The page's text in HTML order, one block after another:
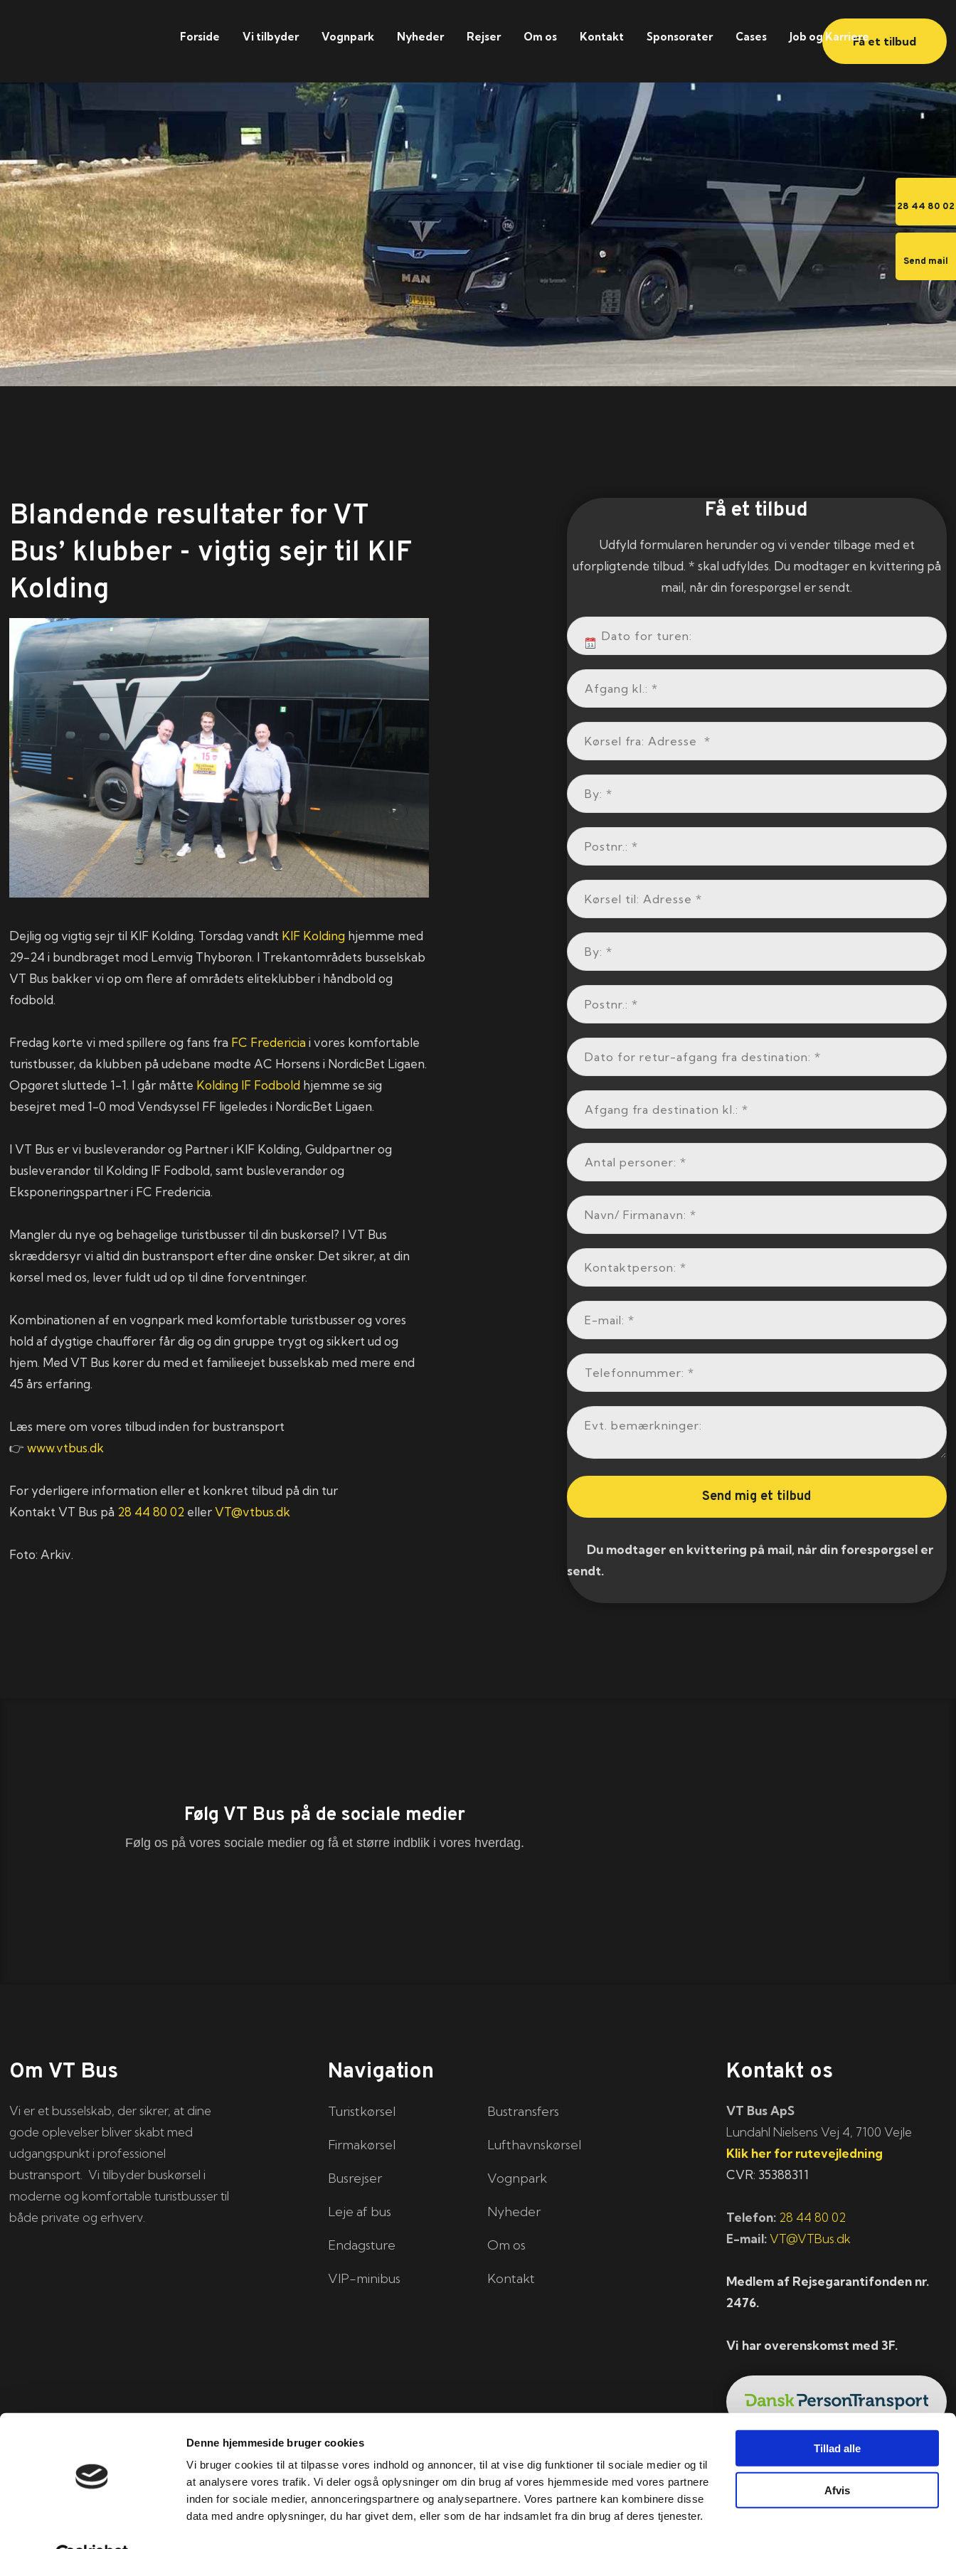
Denne hjemmeside bruger cookies
Vi bruger cookies til at tilpasse vores indhold og annoncer, til at vise dig funktioner til sociale medier og til
at analysere vores trafik. Vi deler også oplysninger om din brug af vores hjemmeside med vores partnere
inden for sociale medier, annonceringspartnere og analysepartnere. Vores partnere kan kombinere disse
data med andre oplysninger, du har givet dem, eller som de har indsamlet fra din brug af deres tjenester.
Tillad alle
Afvis
28 44 80 02
Send mail
Forside Vi tilbyder Vognpark Nyheder Rejser Om os Kontakt Sponsorater Cases Job og KarriereFå et tilbud
Blandende resultater for VT
Bus’ klubber - vigtig sejr til KIF
Kolding
Dejlig og vigtig sejr til KIF Kolding. Torsdag vandt KIF Kolding hjemme med
29-24 i bundbraget mod Lemvig Thyborøn. I Trekantområdets busselskab
VT Bus bakker vi op om flere af områdets eliteklubber i håndbold og
fodbold.
Fredag kørte vi med spillere og fans fra FC Fredericia i vores komfortable
turistbusser, da klubben på udebane mødte AC Horsens i NordicBet Ligaen.
Opgøret sluttede 1-1. I går måtte Kolding IF Fodbold hjemme se sig
besejret med 1-0 mod Vendsyssel FF ligeledes i NordicBet Ligaen.
I VT Bus er vi busleverandør og Partner i KIF Kolding, Guldpartner og
busleverandør til Kolding IF Fodbold, samt busleverandør og
Eksponeringspartner i FC Fredericia.
Mangler du nye og behagelige turistbusser til din buskørsel? I VT Bus
skræddersyr vi altid din bustransport efter dine ønsker. Det sikrer, at din
kørsel med os, lever fuldt ud op til dine forventninger.
Kombinationen af en vognpark med komfortable turistbusser og vores
hold af dygtige chauffører får dig og din gruppe trygt og sikkert ud og
hjem. Med VT Bus kører du med et familieejet busselskab med mere end
45 års erfaring.
Læs mere om vores tilbud inden for bustransport
👉www.vtbus.dk
For yderligere information eller et konkret tilbud på din tur
Kontakt VT Bus på 28 44 80 02 ellerVT@vtbus.dk
Foto: Arkiv.
Få et tilbud
Udfyld formularen herunder og vi vender tilbage med et
uforpligtende tilbud. * skal udfyldes. Du modtager en kvittering på
mail, når din forespørgsel er sendt.
​ Du modtager en kvittering på mail, når din forespørgsel er
sendt.​
Følg VT Bus på de sociale medier
Følg os på vores sociale medier og få et større indblik i vores hverdag.
Om VT Bus
Vi er et busselskab, der sikrer, at dine
gode oplevelser bliver skabt med
udgangspunkt i professionel
bustransport. Vi tilbyder buskørsel i
moderne og komfortable turistbusser til
både private og erhverv.
Navigation
Turistkørsel
Firmakørsel
Busrejser
Leje af bus
Endagsture
VIP-minibus
Bustransfers
Lufthavnskørsel
Vognpark
Nyheder
Om os
Kontakt
Kontakt os
VT Bus ApS
​​​Lundahl Nielsens Vej 4, 7100 Vejle
Klik her for rutevejledning
CVR: 35388311
Telefon: 28 44 80 02
E-mail:VT@VTBus.dk
Medlem af Rejsegarantifonden nr.
2476.
Vi har overenskomst med 3F.
Created and hosted by Group Online